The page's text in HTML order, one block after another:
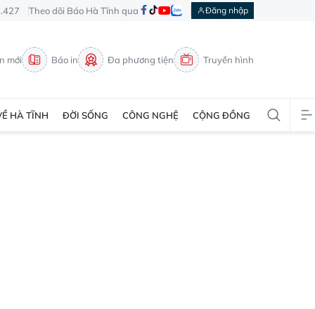
Theo dõi Báo Hà Tĩnh qua Đăng nhập
mới Báo in Đa phương tiện Truyền hình
HÀ TĨNH ĐỜI SỐNG CÔNG NGHỆ CỘNG ĐỒNG